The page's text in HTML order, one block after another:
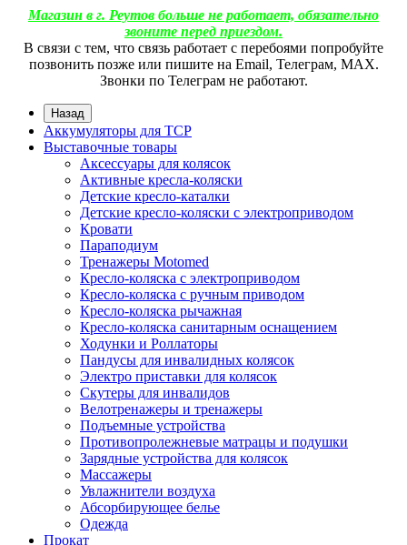
Магазин в г. Реутов больше не работает, обязательно
звоните перед приездом.
В связи с тем, что связь работает с перебоями попробуйте
позвонить позже или пишите на Email, Телеграм, МАХ.
Звонки по Телеграм не работают.
Назад
Аккумуляторы для ТСР
Выставочные товары
Аксессуары для колясок
Активные кресла-коляски
Детские кресло-каталки
Детские кресло-коляски с электроприводом
Кровати
Параподиум
Тренажеры Motomed
Кресло-коляска с электроприводом
Кресло-коляска с ручным приводом
Кресло-коляска рычажная
Кресло-коляска санитарным оснащением
Ходунки и Роллаторы
Пандусы для инвалидных колясок
Электро приставки для колясок
Скутеры для инвалидов
Велотренажеры и тренажеры
Подъемные устройства
Противопролежневые матрацы и подушки
Зарядные устройства для колясок
Массажеры
Увлажнители воздуха
Абсорбирующее белье
Одежда
Прокат